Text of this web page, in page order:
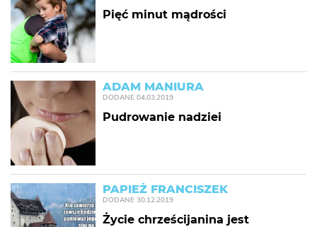
Pięć minut mądrości
ADAM MANIURA
DODANE 04.03.2019
Pudrowanie nadziei
PAPIEŻ FRANCISZEK
DODANE 30.12.2019
Życie chrześcijanina jest